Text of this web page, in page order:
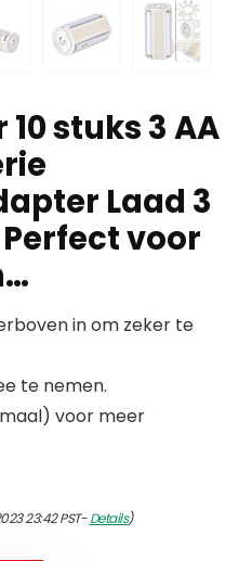
stuks 3 AA
Laad 3
voor
in om zeker te
te nemen.
voor meer
23:42 PST-Details)